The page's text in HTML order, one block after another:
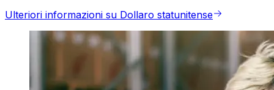
Ulteriori informazioni su Dollaro statunitense